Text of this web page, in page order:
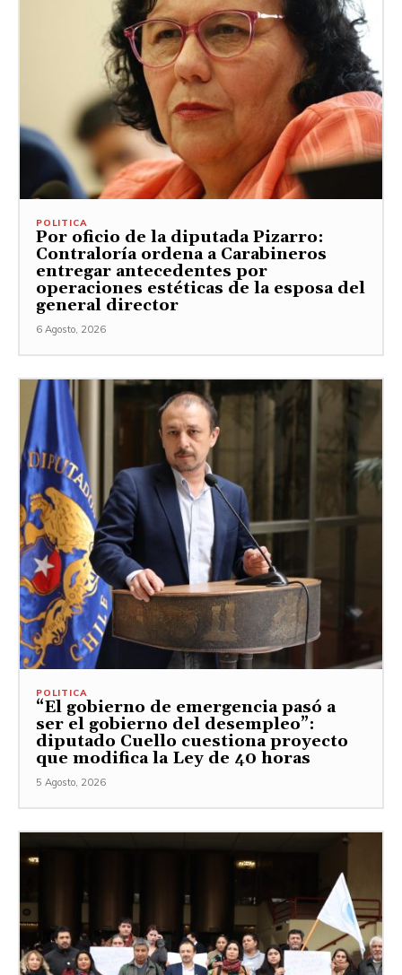
POLITICA
Por oficio de la diputada Pizarro:
Contraloría ordena a Carabineros
entregar antecedentes por
operaciones estéticas de la esposa del
general director
6 Agosto, 2026
POLITICA
“El gobierno de emergencia pasó a
ser el gobierno del desempleo”:
diputado Cuello cuestiona proyecto
que modifica la Ley de 40 horas
5 Agosto, 2026